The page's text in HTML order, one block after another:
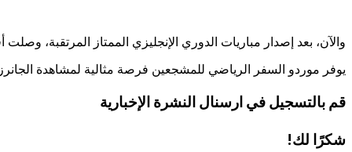
والآن، بعد إصدار مباريات الدوري الإنجليزي الممتاز المرتقبة،
يوفر موردو السفر الرياضي للمشجعين فرصة مثالية لمشاهدة
قم بالتسجيل فيارسنالالنشرة الإخبارية
شكرًا لك!